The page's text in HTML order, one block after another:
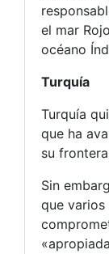
el mar
océano
Turquía
Turquía
que ha
su
Sin
que varios